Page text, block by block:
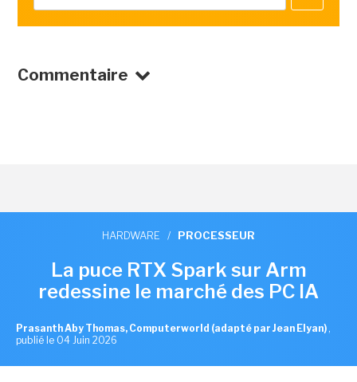
Commentaire
HARDWARE / PROCESSEUR
La puce RTX Spark sur Arm
redessine le marché des PC IA
Prasanth Aby Thomas, Computerworld (adapté par Jean Elyan) ,
publié le 04 Juin 2026